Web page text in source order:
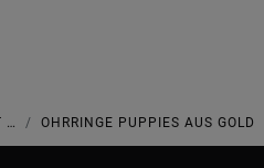
SCHMUCK MIT PERLEN OHRRINGE PUPPIES AUS GOLD